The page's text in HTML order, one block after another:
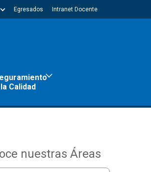
Intranet Docente
Egresados
Calidad
nuestras Áreas